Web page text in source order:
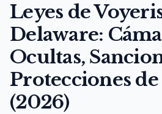
Leyes de
Delaware:
Ocultas,
Protecciones
(2026)